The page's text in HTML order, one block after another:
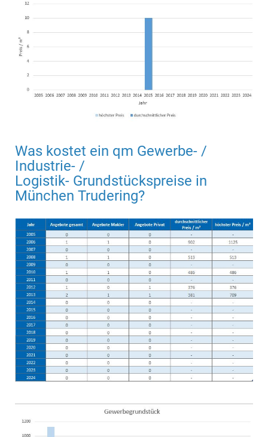
Was kostet ein qm Gewerbe- /
Industrie- /
Logistik- Grundstückspreise in
München Trudering?